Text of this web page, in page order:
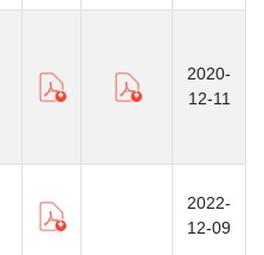
2020-
12-11
2022-
12-09